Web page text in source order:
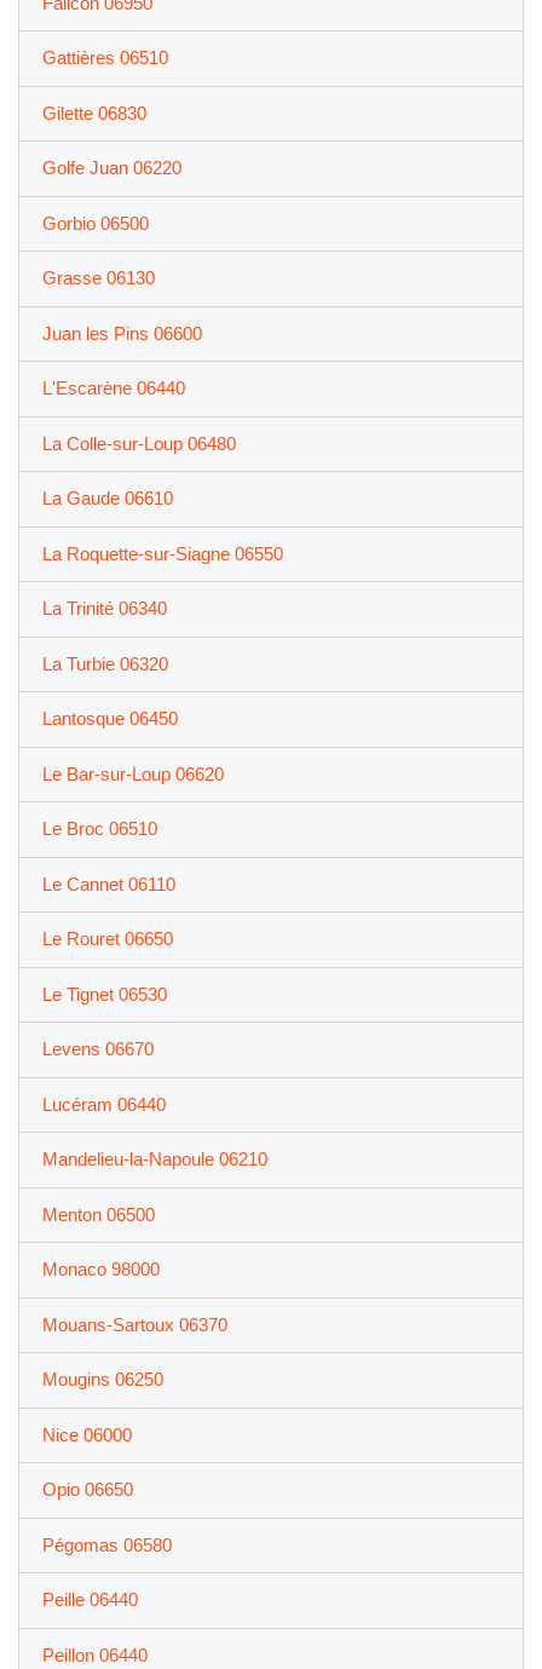
Gattières 06510
Gilette 06830
Golfe Juan 06220
Gorbio 06500
Grasse 06130
Juan les Pins 06600
L'Escarène 06440
La Colle-sur-Loup 06480
La Gaude 06610
La Roquette-sur-Siagne 06550
La Trinité 06340
La Turbie 06320
Lantosque 06450
Le Bar-sur-Loup 06620
Le Broc 06510
Le Cannet 06110
Le Rouret 06650
Le Tignet 06530
Levens 06670
Lucéram 06440
Mandelieu-la-Napoule 06210
Menton 06500
Monaco 98000
Mouans-Sartoux 06370
Mougins 06250
Nice 06000
Opio 06650
Pégomas 06580
Peille 06440
Peillon 06440